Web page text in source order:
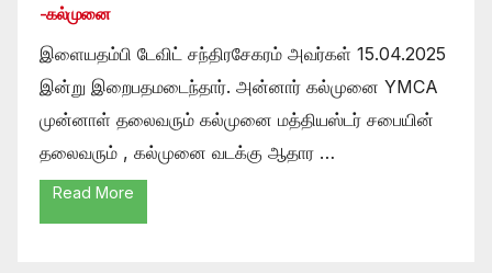
-கல்முனை
இளையதம்பி டேவிட் சந்திரசேகரம் அவர்கள் 15.04.2025
இன்று இறைபதமடைந்தார். அன்னார் கல்முனை YMCA
முன்னாள் தலைவரும் கல்முனை மத்தியஸ்டர் சபையின்
தலைவரும் , கல்முனை வடக்கு ஆதார …
Read More